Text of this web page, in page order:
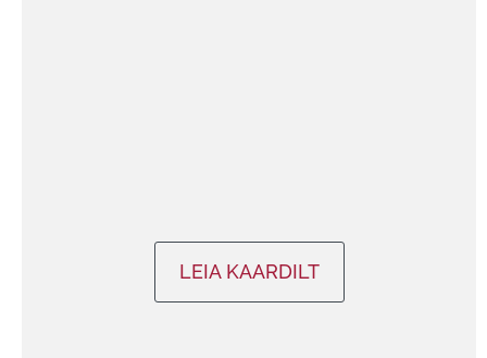
LEIA KAARDILT